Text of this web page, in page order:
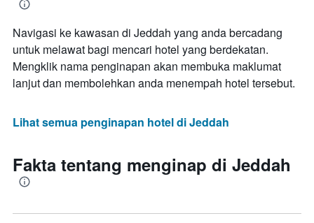
Navigasi ke kawasan di Jeddah yang anda bercadang
untuk melawat bagi mencari hotel yang berdekatan.
Mengklik nama penginapan akan membuka maklumat
lanjut dan membolehkan anda menempah hotel tersebut.
Lihat semua penginapan hotel di Jeddah
Fakta tentang menginap di Jeddah